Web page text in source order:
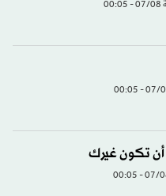
أن تكون غيرك